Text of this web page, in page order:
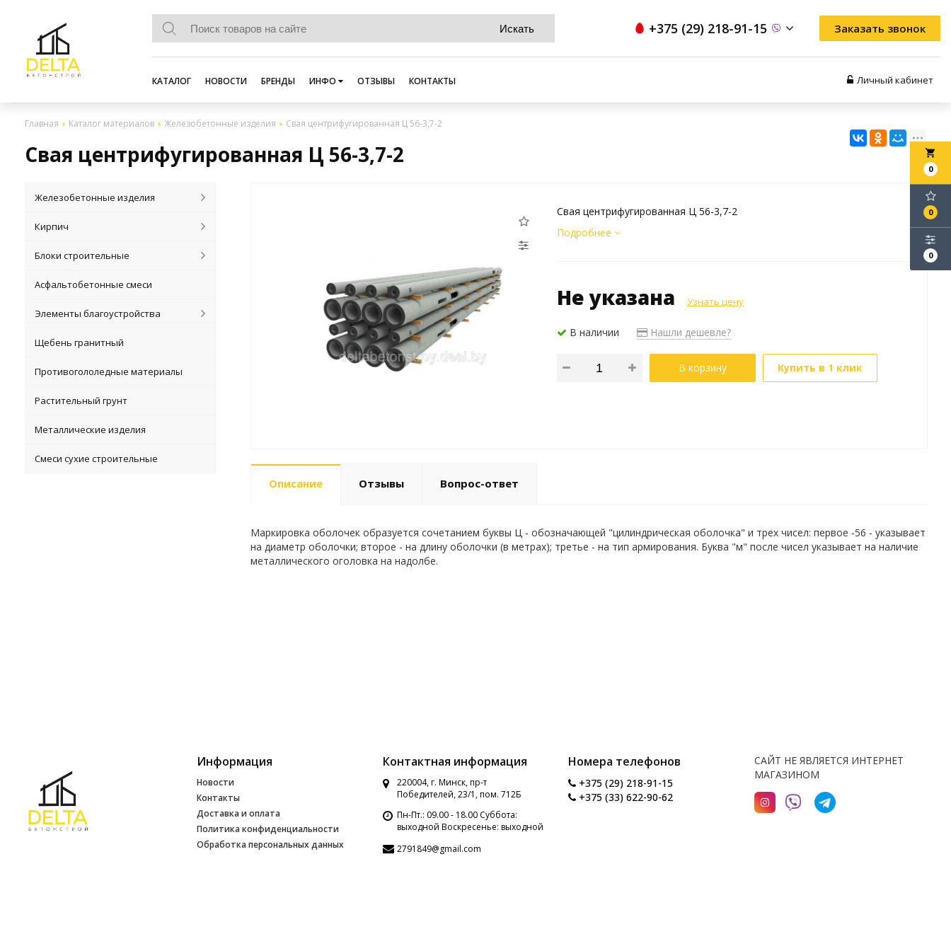
+375 (29) 218-91-15 Заказать звонок
КАТАЛОГ НОВОСТИ БРЕНДЫ ИНФО ОТЗЫВЫ КОНТАКТЫ Личный кабинет
Главная Каталог материалов Железобетонные изделия Свая центрифугированная Ц 56-3,7-2
Свая центрифугированная Ц 56-3,7-2 local_grocery_store
0
0
0
Железобетонные изделия
Кирпич
Блоки строительные
Асфальтобетонные смеси
Элементы благоустройства
Щебень гранитный
Противогололедные материалы
Растительный грунт
Металлические изделия
Смеси сухие строительные
Свая центрифугированная Ц 56-3,7-2
Подробнее
Не указана Узнать цену
В наличии Нашли дешевле?
В корзину Купить в 1 клик
Описание Отзывы Вопрос-ответ
Маркировка оболочек образуется сочетанием буквы Ц - обозначающей "цилиндрическая оболочка" и трех чисел: первое -56 - указывает
на диаметр оболочки; второе - на длину оболочки (в метрах); третье - на тип армирования. Буква "м" после чисел указывает на наличие
металлического оголовка на надолбе.
Информация
Новости
Контакты
Доставка и оплата
Политика конфиденциальности
Обработка персональных данных
Контактная информация
220004, г. Минск, пр-т
Победителей, 23/1, пом. 712Б
Пн-Пт.: 09.00 - 18.00 Суббота:
выходной Воскресенье: выходной
2791849@gmail.com
Номера телефонов
+375 (29) 218-91-15
+375 (33) 622-90-62
САЙТ НЕ ЯВЛЯЕТСЯ ИНТЕРНЕТ
МАГАЗИНОМ